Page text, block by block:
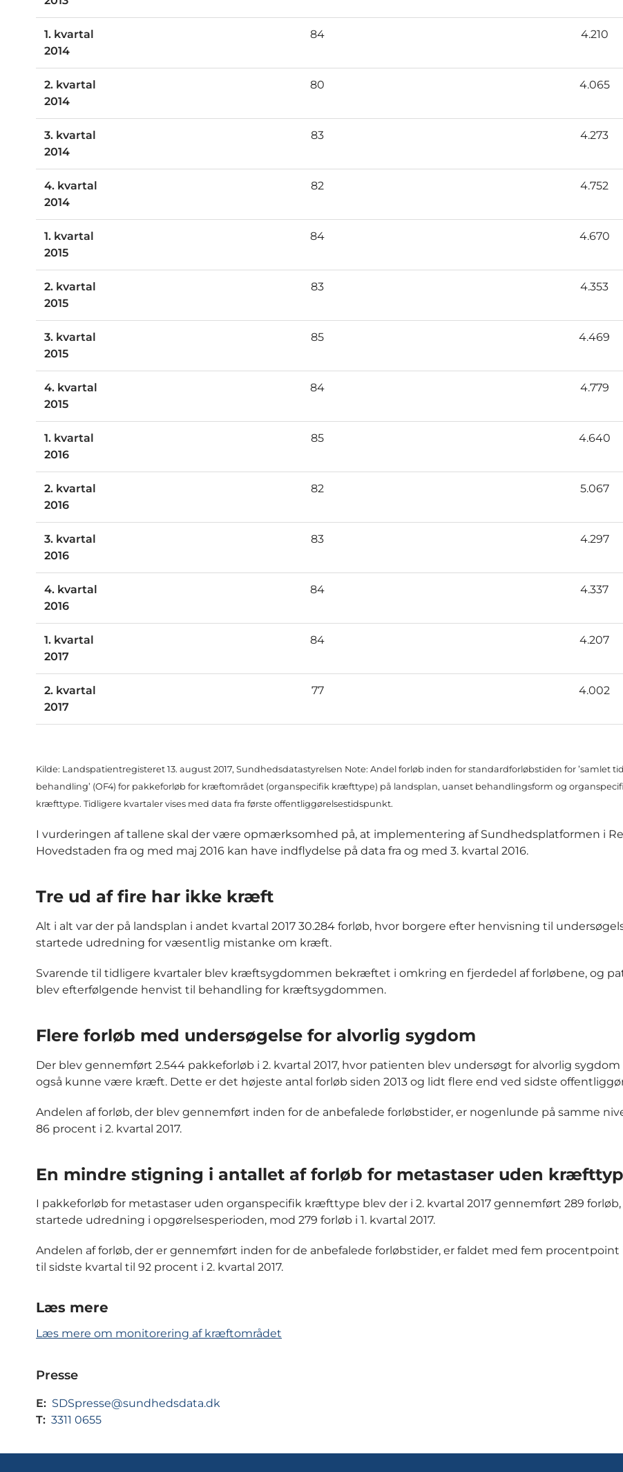
1. kvartal
2014
84 4.210
2. kvartal
2014
80 4.065
3. kvartal
2014
83 4.273
4. kvartal
2014
82 4.752
1. kvartal
2015
84 4.670
2. kvartal
2015
83 4.353
3. kvartal
2015
85 4.469
4. kvartal
2015
84 4.779
1. kvartal
2016
85 4.640
2. kvartal
2016
82 5.067
3. kvartal
2016
83 4.297
4. kvartal
2016
84 4.337
1. kvartal
2017
84 4.207
2. kvartal
2017
77 4.002
Kilde: Landspatientregisteret 13. august 2017, Sundhedsdatastyrelsen Note: Andel forløb inden for standardforløbstiden for ’samlet
behandling’ (OF4) for pakkeforløb for kræftområdet (organspecifik kræfttype) på landsplan, uanset behandlingsform og
kræfttype. Tidligere kvartaler vises med data fra første offentliggørelsestidspunkt.
I vurderingen af tallene skal der være opmærksomhed på, at implementering af Sundhedsplatformen i
Hovedstaden fra og med maj 2016 kan have indflydelse på data fra og med 3. kvartal 2016.
Tre ud af fire har ikke kræft
Alt i alt var der på landsplan i andet kvartal 2017 30.284 forløb, hvor borgere efter henvisning til
startede udredning for væsentlig mistanke om kræft.
Svarende til tidligere kvartaler blev kræftsygdommen bekræftet i omkring en fjerdedel af forløbene, og
blev efterfølgende henvist til behandling for kræftsygdommen.
Flere forløb med undersøgelse for alvorlig sygdom
Der blev gennemført 2.544 pakkeforløb i 2. kvartal 2017, hvor patienten blev undersøgt for alvorlig sygdom
også kunne være kræft. Dette er det højeste antal forløb siden 2013 og lidt flere end ved sidste
Andelen af forløb, der blev gennemført inden for de anbefalede forløbstider, er nogenlunde på samme
86 procent i 2. kvartal 2017.
En mindre stigning i antallet af forløb for metastaser uden
I pakkeforløb for metastaser uden organspecifik kræfttype blev der i 2. kvartal 2017 gennemført 289
startede udredning i opgørelsesperioden, mod 279 forløb i 1. kvartal 2017.
Andelen af forløb, der er gennemført inden for de anbefalede forløbstider, er faldet med fem procentpoint
til sidste kvartal til 92 procent i 2. kvartal 2017.
Læs mere
Læs mere om monitorering af kræftområdet
Presse
E: SDSpresse@sundhedsdata.dk
T: 3311 0655